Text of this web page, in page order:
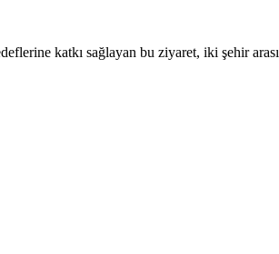
katkı sağlayan bu ziyaret, iki şehir